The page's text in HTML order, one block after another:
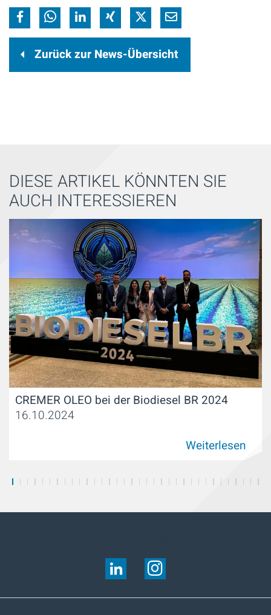
Zurück zur News-Übersicht
DIESE ARTIKEL KÖNNTEN SIE
AUCH INTERESSIEREN
CREMER OLEO bei der Biodiesel BR 2024
16.10.2024
Weiterlesen